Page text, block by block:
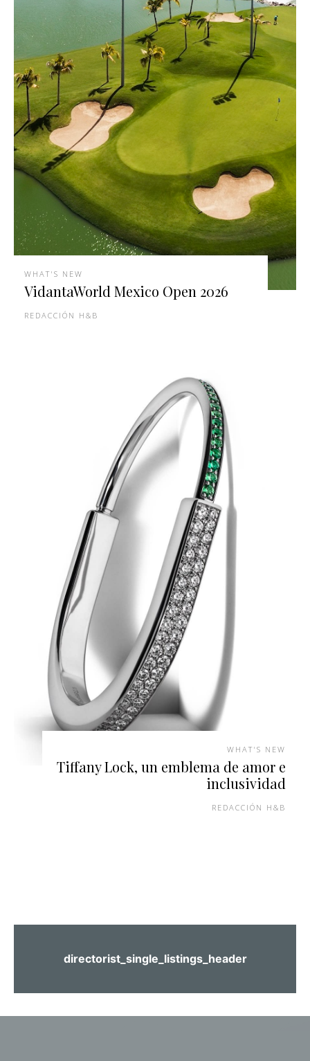
WHAT'S NEW
VidantaWorld Mexico Open 2026
REDACCIÓN H&B
WHAT'S NEW
Tiffany Lock, un emblema de amor e
inclusividad
REDACCIÓN H&B
directorist_single_listings_header